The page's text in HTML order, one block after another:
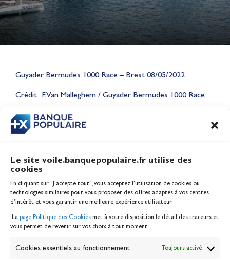
Le site voile.banquepopulaire.fr utilise des
cookies
En cliquant sur "J'accepte tout", vous acceptez l’utilisation de cookies ou
technologies similaires pour vous proposer des offres adaptés à vos centres
d’intérêt et vous garantir une meilleure expérience utilisateur.
La page Politique des Cookies met à votre disposition le détail des traceurs et
vous permet de revenir sur vos choix à tout moment.
Cookies essentiels au fonctionnement Toujours activé
Guyader Bermudes 1000 Race – Brest 08/05/2022
Crédit : F. Van Malleghem / Guyader Bermudes 1000 Race
CONTENU
Beach, sur le plan d'eau des
Jeux Olympiques 2028
Inscription serveur média
Contact
Politique des cookies
Banque de la voile